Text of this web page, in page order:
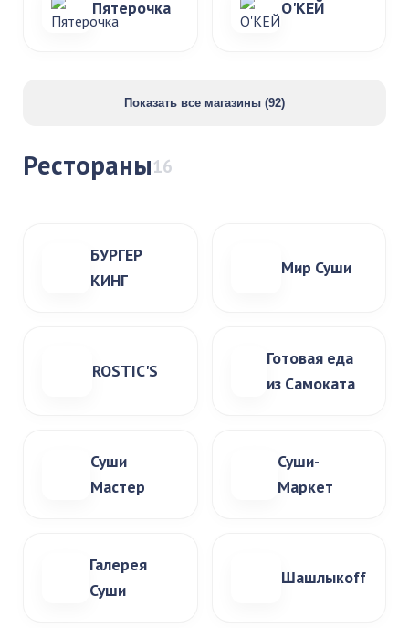
Пятерочка О'КЕЙ
Показать все магазины (92)
Рестораны16
БУРГЕР
КИНГ
Мир Суши
ROSTIC'S
Готовая еда
из Самоката
Суши
Мастер
Суши-
Маркет
Галерея
Суши
Шашлыкоff